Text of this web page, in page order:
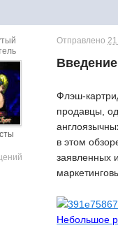
Отправлено
Флэш-
продавцы,
в этом
заявленных
Небольшое